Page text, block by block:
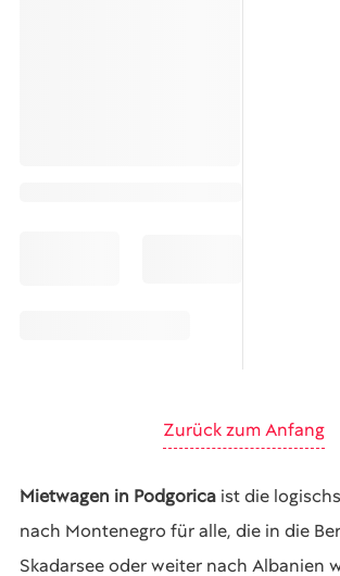
Zurück zum Anfang
Mietwagen in Podgorica ist die
nach Montenegro für alle, die in die
Skadarsee oder weiter nach Albanien